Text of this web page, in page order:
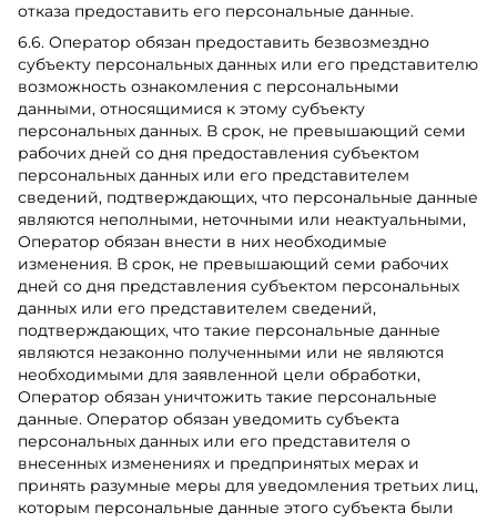
отказа предоставить его персональные данные.
6.6. Оператор обязан предоставить безвозмездно
субъекту персональных данных или его представителю
возможность ознакомления с персональными
данными, относящимися к этому субъекту
персональных данных. В срок, не превышающий семи
рабочих дней со дня предоставления субъектом
персональных данных или его представителем
сведений, подтверждающих, что персональные данные
являются неполными, неточными или неактуальными,
Оператор обязан внести в них необходимые
изменения. В срок, не превышающий семи рабочих
дней со дня представления субъектом персональных
данных или его представителем сведений,
подтверждающих, что такие персональные данные
являются незаконно полученными или не являются
необходимыми для заявленной цели обработки,
Оператор обязан уничтожить такие персональные
данные. Оператор обязан уведомить субъекта
персональных данных или его представителя о
внесенных изменениях и предпринятых мерах и
принять разумные меры для уведомления третьих лиц,
которым персональные данные этого субъекта были